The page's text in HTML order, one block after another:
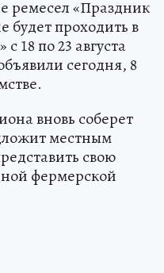
ремесел «Праздник
будет проходить в
18 по 23 августа
сегодня, 8
вновь соберет
местным
свою
фермерской